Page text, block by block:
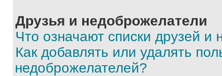
Друзья и недоброжелатели
Что означают списки друзей и
Как добавлять или удалять
недоброжелателей?